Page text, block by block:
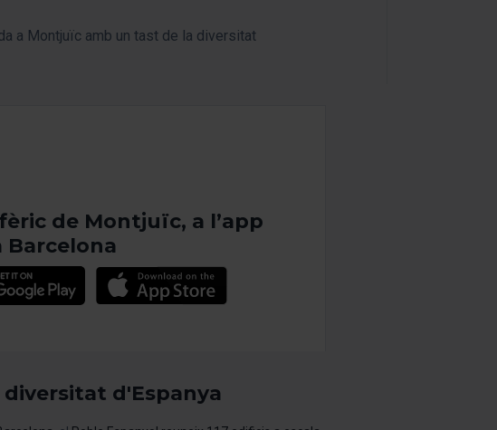
a Montjuïc amb un tast de la diversitat
de Montjuïc, a l’app
Barcelona
d'Espanya